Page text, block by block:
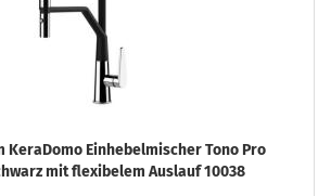
KeraDomo Einhebelmischer Tono Pro
mit flexibelem Auslauf 10038